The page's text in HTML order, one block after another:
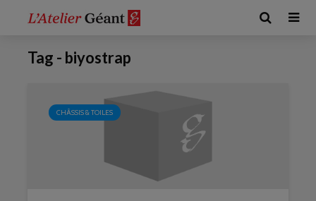
Tag - biyostrap
CHÂSSIS & TOILES